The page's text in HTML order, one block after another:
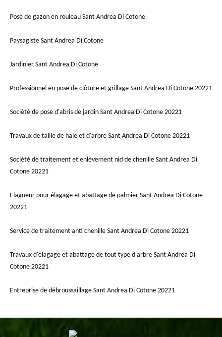
Pose de gazon en rouleau Sant Andrea Di Cotone
Paysagiste Sant Andrea Di Cotone
Jardinier Sant Andrea Di Cotone
Professionnel en pose de clôture et grillage Sant Andrea Di Cotone 20221
Société de pose d'abris de jardin Sant Andrea Di Cotone 20221
Travaux de taille de haie et d'arbre Sant Andrea Di Cotone 20221
Société de traitement et enlèvement nid de chenille Sant Andrea Di
Cotone 20221
Elagueur pour élagage et abattage de palmier Sant Andrea Di Cotone
20221
Service de traitement anti chenille Sant Andrea Di Cotone 20221
Travaux d'élagage et abattage de tout type d'arbre Sant Andrea Di
Cotone 20221
Entreprise de débroussaillage Sant Andrea Di Cotone 20221